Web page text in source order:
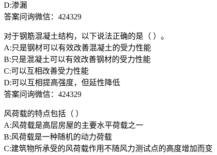
D:渗漏
答案问询微信：424329
对于钢筋混凝土结构，以下说法正确的是（ ）。
A:只是钢材可以有效改善混凝土的受力性能
B:只是混凝土可以有效改善钢材的受力性能
C:可以互相改善受力性能
D:可以互相提高强度，但延性降低
答案问询微信：424329
风荷载的特点包括（ ）
A:风荷载是高层房屋的主要水平荷载之一
B:风荷载是一种随机的动力荷载
C:建筑物所承受的风荷载作用不随风力测试点的高度增加而变